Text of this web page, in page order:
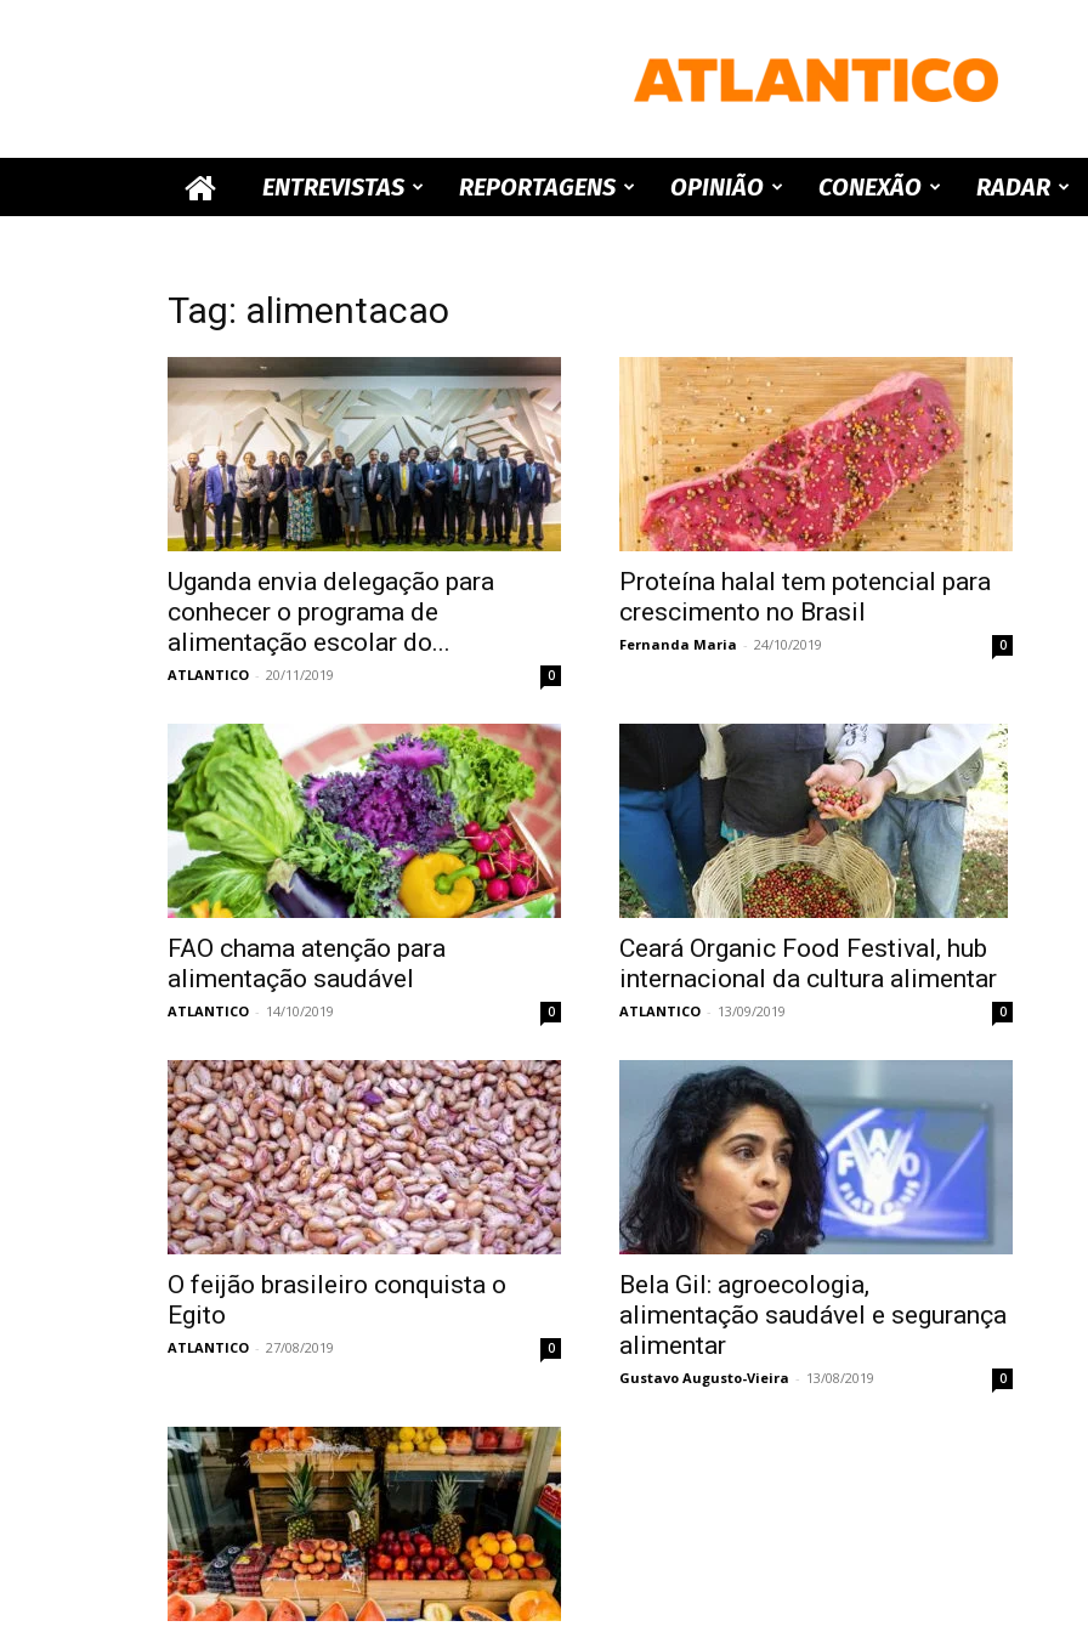
ATLANTICO
ENTREVISTAS REPORTAGENS OPINIÃO CONEXÃO RADAR
Tag: alimentacao
Uganda envia delegação para
conhecer o programa de
alimentação escolar do...
ATLANTICO - 20/11/2019 0
Proteína halal tem potencial para
crescimento no Brasil
Fernanda Maria - 24/10/2019 0
FAO chama atenção para
alimentação saudável
ATLANTICO - 14/10/2019 0
Ceará Organic Food Festival, hub
internacional da cultura alimentar
ATLANTICO - 13/09/2019 0
O feijão brasileiro conquista o
Egito
ATLANTICO - 27/08/2019 0
Bela Gil: agroecologia,
alimentação saudável e segurança
alimentar
Gustavo Augusto-Vieira - 13/08/2019 0